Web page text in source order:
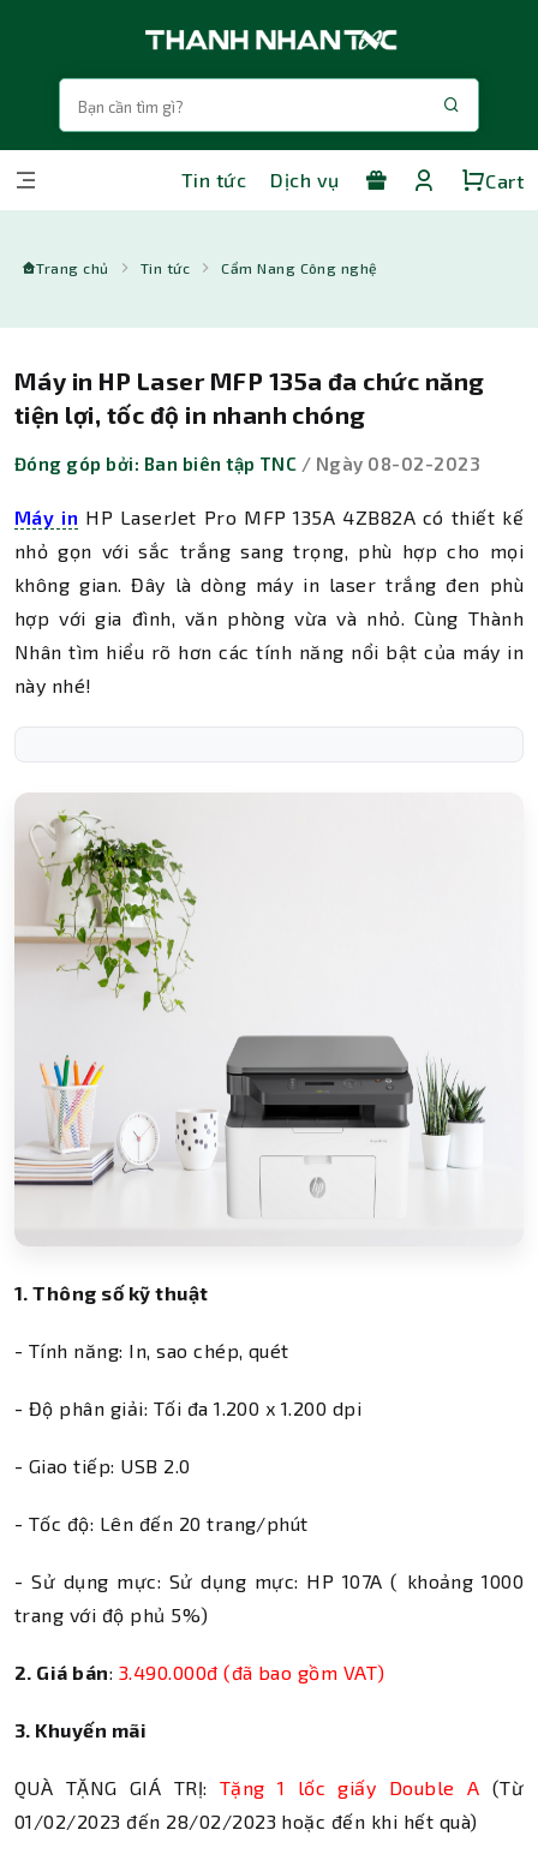
Tin tức Dịch vụ Cart
Trang chủ Tin tức Cẩm Nang Công nghệ
Máy in HP Laser MFP 135a đa chức năng
tiện lợi, tốc độ in nhanh chóng
Đóng góp bởi: Ban biên tập TNC / Ngày 08-02-2023
Máy in HP LaserJet Pro MFP 135A 4ZB82A có thiết kế
nhỏ gọn với sắc trắng sang trọng, phù hợp cho mọi
không gian. Đây là dòng máy in laser trắng đen phù
hợp với gia đình, văn phòng vừa và nhỏ. Cùng Thành
Nhân tìm hiểu rõ hơn các tính năng nổi bật của máy in
này nhé!
1. Thông số kỹ thuật
- Tính năng: In, sao chép, quét
- Độ phân giải: Tối đa 1.200 x 1.200 dpi
- Giao tiếp: USB 2.0
- Tốc độ: Lên đến 20 trang/phút
- Sử dụng mực: Sử dụng mực: HP 107A ( khoảng 1000
trang với độ phủ 5%)
2. Giá bán: 3.490.000đ (đã bao gồm VAT)
3. Khuyến mãi
QUÀ TẶNG GIÁ TRỊ: Tặng 1 lốc giấy Double A (Từ
01/02/2023 đến 28/02/2023 hoặc đến khi hết quà)